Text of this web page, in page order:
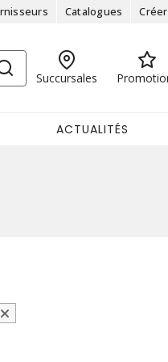
Catalogues
Succursales
ACTUALITÉS